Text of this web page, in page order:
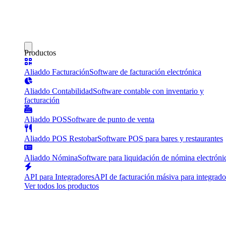
Productos
Aliaddo FacturaciónSoftware de facturación electrónica
Aliaddo ContabilidadSoftware contable con inventario y
facturación
Aliaddo POSSoftware de punto de venta
Aliaddo POS RestobarSoftware POS para bares y restaurantes
Aliaddo NóminaSoftware para liquidación de nómina
API para IntegradoresAPI de facturación másiva para
Ver todos los productos